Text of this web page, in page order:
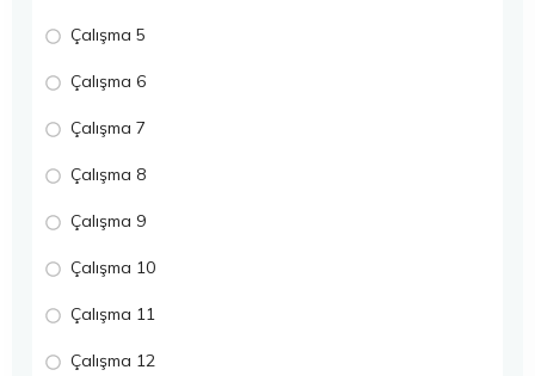
Çalışma 5
Çalışma 6
Çalışma 7
Çalışma 8
Çalışma 9
Çalışma 10
Çalışma 11
Çalışma 12